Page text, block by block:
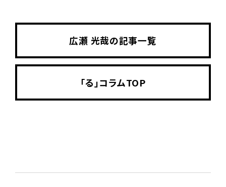
広瀬 光哉の記事一覧
「る」コラムTOP